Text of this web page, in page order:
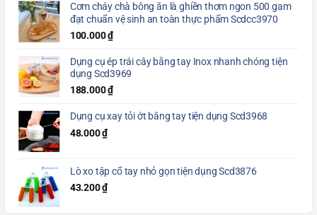
Cơm cháy chà bông ăn là ghiền thơm ngon 500 gam
đạt chuẩn vệ sinh an toàn thực phẩm Scdcc3970
100.000₫
Dụng cụ ép trái cây bằng tay Inox nhanh chóng tiện
dụng Scd3969
188.000₫
Dụng cụ xay tỏi ớt bằng tay tiện dụng Scd3968
48.000₫
Lò xo tập cổ tay nhỏ gọn tiện dụng Scd3876
43.200₫